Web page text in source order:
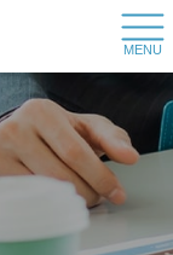
MENU